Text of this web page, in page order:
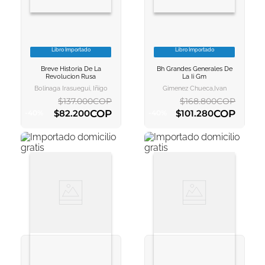
VER INFORMACION
AGREGAR AL
Libro Importado
Breve Historia De La
Revolucion Rusa
Bolinaga Irasuegui, Iñigo
$137.000COP
$82.200COP
AGREGAR AL CARRITO
VER INFORMACION
AGREGAR AL
Libro Importado
Bh Grandes Generales De
La Ii Gm
Gimenez Chueca,ivan
$168.800COP
$101.280COP
AGREGAR AL CARRITO